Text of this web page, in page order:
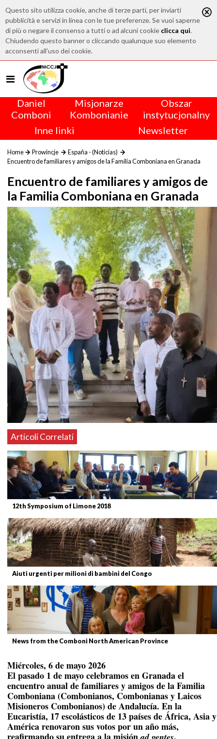
Questo sito utilizza cookie, anche di terze parti, per inviarti
pubblicità e servizi in linea con le tue preferenze. Se vuoi saperne
di più o negare il consenso a tutti o ad alcuni cookie clicca qui.
Chiudendo questo banner o cliccando qualunque suo elemento
acconsenti all'uso dei cookie.
Daniel
Comboni
Misjonarze
Kombonianie
Obszar
instytucjonalny
Inne linki
Newsletter
Home Prowincje
España - (Noticias)
Encuentro de familiares y amigos de la Familia Comboniana en Granada
Encuentro de familiares y amigos de
la Familia Comboniana en Granada
Articoli Correlati
12th Symposium of Limone 2018
Aiuti urgenti per milioni di bambini del Congo
News from the Comboni North American Province
Miércoles, 6 de mayo 2026
El pasado 1 de mayo celebramos en Granada el
encuentro anual de familiares y amigos de la Familia
Comboniana (Combonianos, Combonianas y Laicos
Misioneros Combonianos) de Andalucía. En la
Eucaristía, 17 escolásticos de 13 países de África, Asia y
América renovaron sus votos por un año más,